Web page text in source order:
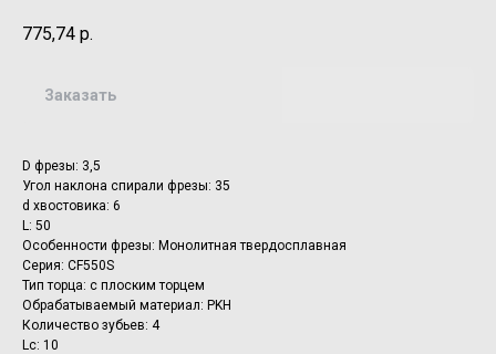
775,74 р.
Заказать
D фрезы: 3,5
Угол наклона спирали фрезы: 35
d хвостовика: 6
L: 50
Особенности фрезы: Монолитная твердосплавная
Серия: CF550S
Тип торца: с плоским торцем
Обрабатываемый материал: PKH
Количество зубьев: 4
Lc: 10